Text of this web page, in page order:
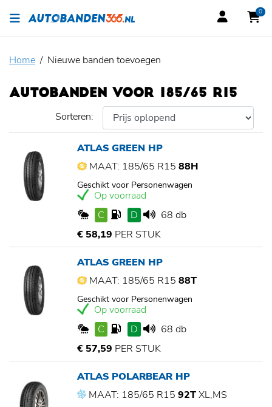
0
Home Nieuwe banden toevoegen
AUTOBANDEN VOOR 185/65 R15
Sorteren:
ATLAS GREEN HP
MAAT: 185/65 R15 88H
Geschikt voor Personenwagen
Op voorraad
C
D
68 db
€ 58,19 PER STUK
ATLAS GREEN HP
MAAT: 185/65 R15 88T
Geschikt voor Personenwagen
Op voorraad
C
D
68 db
€ 57,59 PER STUK
ATLAS POLARBEAR HP
MAAT: 185/65 R15 92TXL,MS